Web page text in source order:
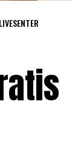
LIVESENTER